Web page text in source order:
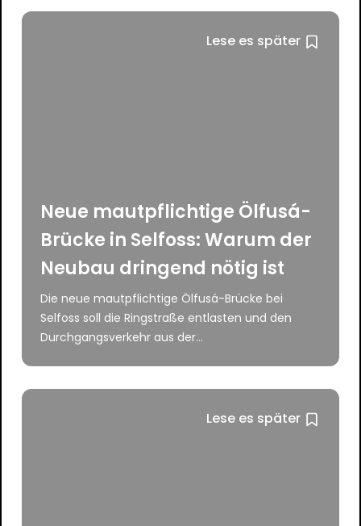
Lese es später
Neue mautpflichtige Ölfusá-
Brücke in Selfoss: Warum der
Neubau dringend nötig ist
Die neue mautpflichtige Ölfusá-Brücke bei
Selfoss soll die Ringstraße entlasten und den
Durchgangsverkehr aus der...
Lese es später